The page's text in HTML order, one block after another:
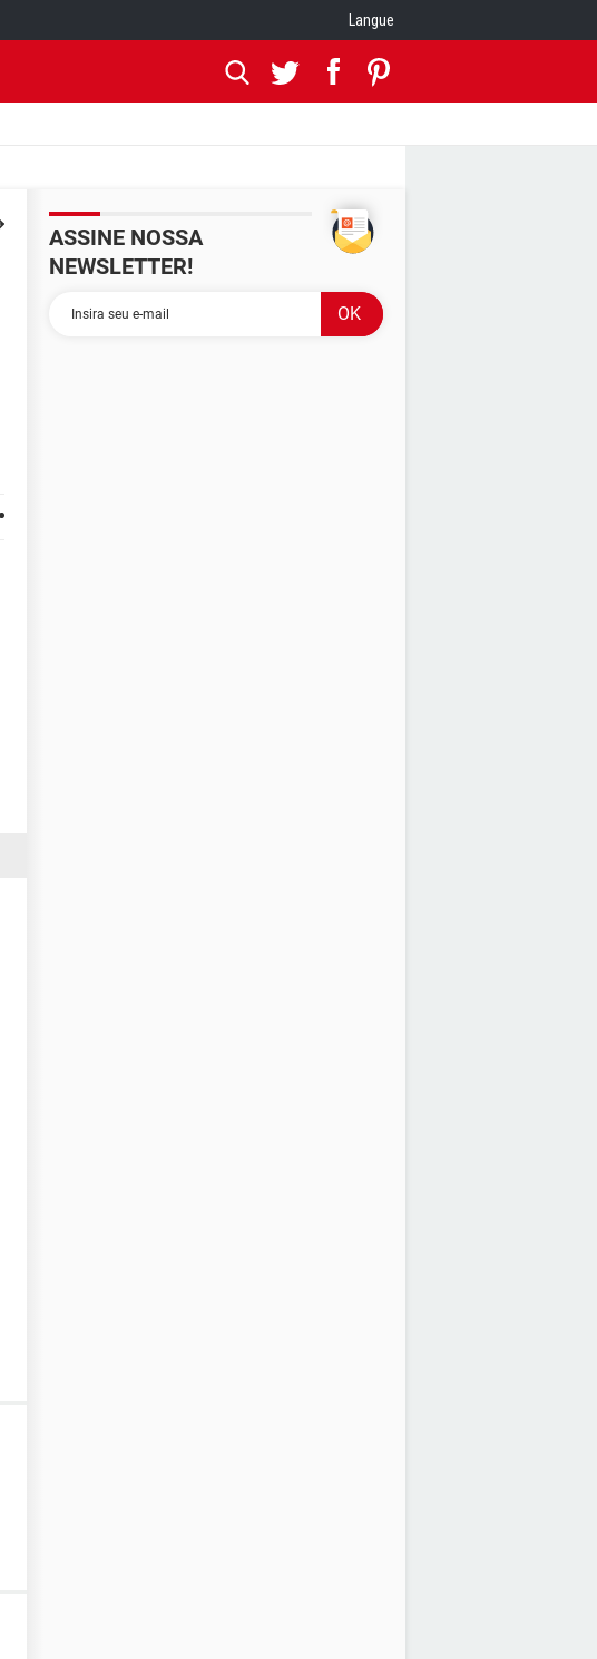
Langue
ASSINE NOSSA
NEWSLETTER!